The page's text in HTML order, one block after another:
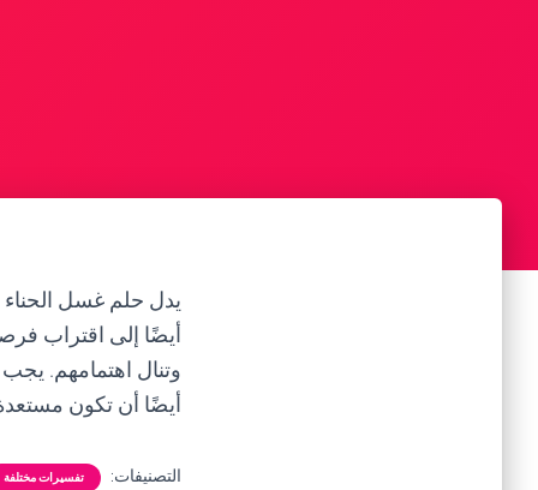
يدل حلم غسل الحناء
أيضًا إلى اقتراب
وتنال اهتمامهم.
أيضًا أن تكون
التصنيفات: تفسيرات مختلفة